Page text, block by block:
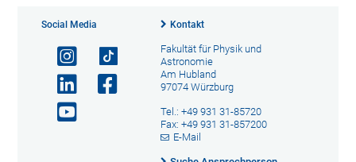
Social Media Kontakt
Fakultät für Physik und
Astronomie
Am Hubland
97074 Würzburg
Tel.: +49 931 31-85720
Fax: +49 931 31-857200
E-Mail